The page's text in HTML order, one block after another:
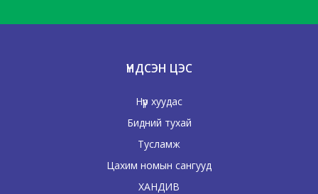
ҮНДСЭН ЦЭС
Нүүр хуудас
Бидний тухай
Тусламж
Цахим номын сангууд
ХАНДИВ